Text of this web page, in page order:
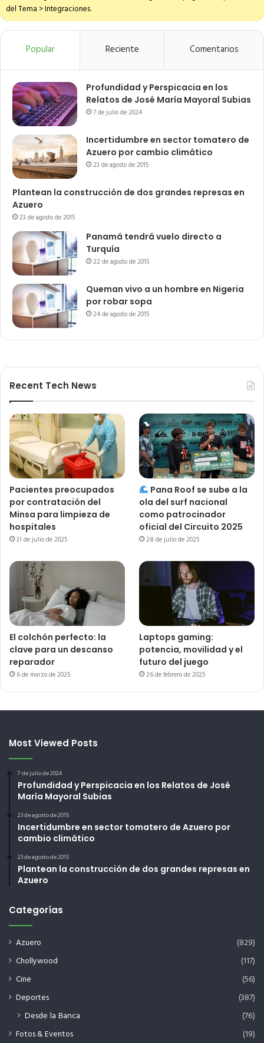
del Tema > Integraciones.
Popular Reciente Comentarios
Profundidad y Perspicacia en los
Relatos de José María Mayoral Subias
7 de julio de 2024
Incertidumbre en sector tomatero de
Azuero por cambio climático
23 de agosto de 2015
Plantean la construcción de dos grandes represas en
Azuero
23 de agosto de 2015
Panamá tendrá vuelo directo a
Turquía
22 de agosto de 2015
Queman vivo a un hombre en Nigeria
por robar sopa
24 de agosto de 2015
Recent Tech News
Pacientes preocupados
por contratación del
Minsa para limpieza de
hospitales
31 de julio de 2025
Pana Roof se sube a la
ola del surf nacional
como patrocinador
oficial del Circuito 2025
28 de julio de 2025
El colchón perfecto: la
clave para un descanso
reparador
6 de marzo de 2025
Laptops gaming:
potencia, movilidad y el
futuro del juego
26 de febrero de 2025
Most Viewed Posts
7 de julio de 2024
Profundidad y Perspicacia en los Relatos de José
María Mayoral Subias
23 de agosto de 2015
Incertidumbre en sector tomatero de Azuero por
cambio climático
23 de agosto de 2015
Plantean la construcción de dos grandes represas en
Azuero
Categorías
Azuero
(829)
Chollywood
(117)
Cine
(56)
Deportes
(387)
Desde la Banca (76)
Fotos & Eventos
(19)